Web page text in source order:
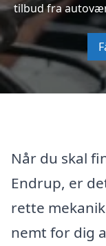
tilbud fra
Når du skal
Endrup, er
rette
nemt for dig